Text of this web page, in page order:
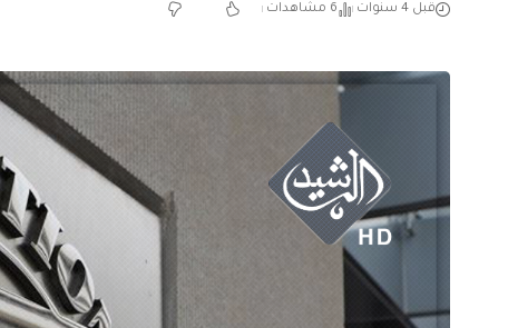
قبل 4 سنوات 6 مشاهدات